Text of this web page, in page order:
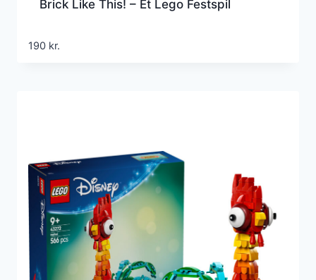
Brick Like This! – Et Lego Festspil
190 kr.